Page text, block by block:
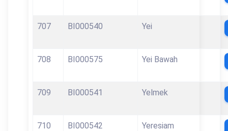
707 BI000540 Yei
708 BI000575 Yei Bawah
709 BI000541 Yelmek
710 BI000542 Yeresiam